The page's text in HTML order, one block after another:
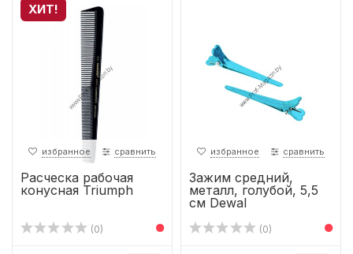
ХИТ!
избранное сравнить
Расческа рабочая
конусная Triumph
(0)
избранное сравнить
Зажим средний,
металл, голубой, 5,5
см Dewal
(0)